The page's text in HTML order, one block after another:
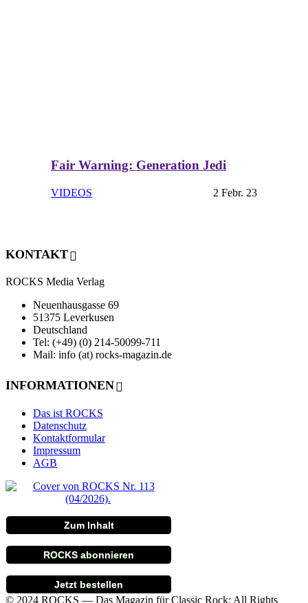
Fair Warning: Generation Jedi
VIDEOS 2 Febr. 23
KONTAKT
ROCKS Media Verlag
Neuenhausgasse 69
51375 Leverkusen
Deutschland
Tel: (+49) (0) 214-50099-711
Mail: info (at) rocks-magazin.de
INFORMATIONEN
Das ist ROCKS
Datenschutz
Kontaktformular
Impressum
AGB
Zum Inhalt
ROCKS abonnieren
Jetzt bestellen
© 2024 ROCKS — Das Magazin für Classic Rock: All Rights